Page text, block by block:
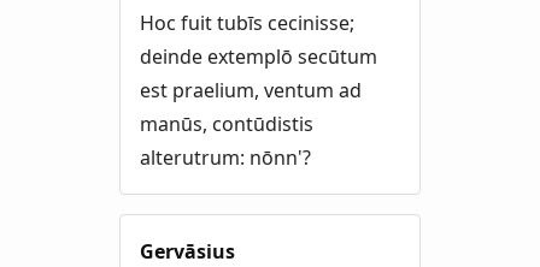
Hoc fuit tubīs cecinisse;
deinde extemplō secūtum
est praelium, ventum ad
manūs, contūdistis
alterutrum: nōnn'?
Gervāsius